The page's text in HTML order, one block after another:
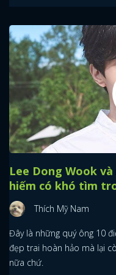
Lee Dong Wook
hiếm có khó tìm
Thích Mỹ Nam
Đây là những quý ông 10
đẹp trai hoàn hảo mà lại
nữa chứ.